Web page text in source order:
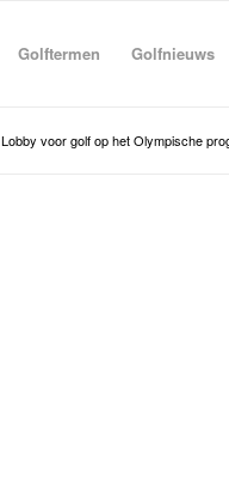
Golftermen Golfnieuws
Lobby voor golf op het Olympische